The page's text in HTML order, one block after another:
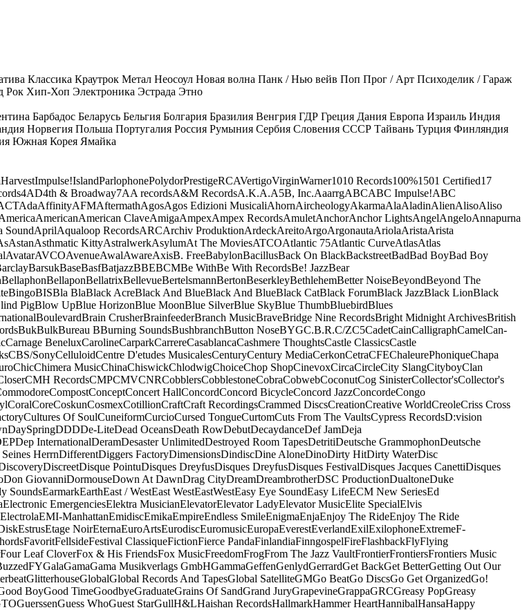
Классика Краутрок Метал Неосоул Новая волна Панк / Нью вейв Поп Прог / Арт Психоделик / Гараж
Рок Хип-Хоп Электроника Эстрада Этно
Барбадос Беларусь Бельгия Болгария Бразилия Венгрия ГДР Греция Дания Европа Израиль Индия
Норвегия Польша Португалия Россия Румыния Сербия Словения СССР Тайвань Турция Финляндия
Южная Корея Ямайка
HarvestImpulse!IslandParlophonePolydorPrestigeRCAVertigoVirginWarner1010 Records100%1501 Certified17
4AD4th & Broadway7AA recordsA&M RecordsA.K.A.A5B, Inc.AaarrgABCABC Impulse!ABC
AdaAffinityAFMAftermathAgosAgos Edizioni MusicaliAhornAircheologyAkarmaAlaAladinAlienAlisoAliso
AmericanAmerican ClaveAmigaAmpexAmpex RecordsAmuletAnchorAnchor LightsAngelAngeloAnnapurna
SoundAprilAqualoop RecordsARCArchiv ProduktionArdeckAreitoArgoArgonautaAriolaAristaArista
AstanAsthmatic KittyAstralwerkAsylumAt The MoviesATCOAtlantic 75Atlantic CurveAtlasAtlas
AvatarAVCOAvenueAwalAwareAxisB. FreeBabylonBacillusBack On BlackBackstreetBadBad BoyBad Boy
BarsukBaseBasfBatjazzBBEBCMBe WithBe With RecordsBe! JazzBear
BellaphonBellaponBellatrixBellevueBertelsmannBertonBeserkleyBethlehemBetter NoiseBeyondBeyond The
BingoBISBla BlaBlack AcreBlack And BlueBlack And BlueBlack CatBlack ForumBlack JazzBlack LionBlack
PigBlow UpBlue HorizonBlue MoonBlue SilverBlue SkyBlue ThumbBluebirdBlues
BoulevardBrain CrusherBrainfeederBranch MusicBraveBridge Nine RecordsBright Midnight ArchivesBritish
BukBulkBureau BBurning SoundsBushbranchButton NoseBYGC.B.R.C/ZC5CadetCainCalligraphCamelCan-
Carnage BeneluxCarolineCarparkCarrereCasablancaCashmere ThoughtsCastle ClassicsCastle
CBS/SonyCelluloidCentre D'etudes MusicalesCenturyCentury MediaCerkonCetraCFEChaleurePhoniqueChapa
ChicChimera MusicChinaChiswickChlodwigChoiceChop ShopCinevoxCircaCircleCity SlangCityboyClan
CMH RecordsCMPCMVCNRCobblersCobblestoneCobraCobwebCoconutCog SinisterCollector'sCollector's
CompostConceptConcert HallConcordConcord BicycleConcord JazzConcordeCongo
CoralCoreCoskunCosmexCotillionCraftCraft RecordingsCrammed DiscsCreationCreative WorldCreoleCriss Cross
Cultures Of SoulCuneiformCurcioCursed TongueCurtomCuts From The VaultsCypress RecordsD:vision
DaySpringDDDDe-LiteDead OceansDeath RowDebutDecaydanceDef JamDeja
Dep InternationalDeramDesaster UnlimitedDestroyed Room TapesDetritiDeutsche GrammophonDeutsche
HerrnDifferentDiggers FactoryDimensionsDindiscDine AloneDinoDirty HitDirty WaterDisc
DiscreetDisque PointuDisques DreyfusDisques DreyfusDisques FestivalDisques Jacques CanettiDisques
Don GiovanniDormouseDown At DawnDrag CityDreamDreambrotherDSC ProductionDualtoneDuke
SoundsEarmarkEarthEast / WestEast WestEastWestEasy Eye SoundEasy LifeECM New SeriesEd
Electronic EmergenciesElektra MusicianElevatorElevator LadyElevator MusicElite SpecialElvis
EMI-ManhattanEmidiscEmikaEmpireEndless SmileEnigmaEnjaEnjoy The RideEnjoy The Ride
EstrusEtage NoirEternaEuroArtsEurodiscEuromusicEuropaEverestEverlandExilExilophoneExtremeF-
FavoritFellsideFestival ClassiqueFictionFierce PandaFinlandiaFinngospelFireFlashbackFlyFlying
Four Leaf CloverFox & His FriendsFox MusicFreedomFrogFrom The Jazz VaultFrontierFrontiersFrontiers Music
FYGalaGamaGama Musikverlags GmbHGammaGeffenGenlydGerrardGet BackGet BetterGetting Out Our
GlitterhouseGlobalGlobal Records And TapesGlobal SatelliteGMGo BeatGo DiscsGo Get OrganizedGo!
BoyGood TimeGoodbyeGraduateGrains Of SandGrand JuryGrapevineGrappaGRCGreasy PopGreasy
GuerssenGuess WhoGuest StarGullH&LHaishan RecordsHallmarkHammer HeartHannibalHansaHappy